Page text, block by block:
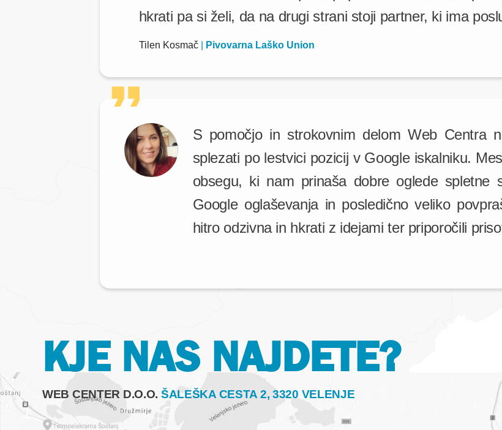
hkrati pa si želi, da na drugi strani stoji partner, ki ima
Tilen Kosmač Pivovarna Laško Union
S pomočjo in strokovnim delom Web Centra
splezati po lestvici pozicij v Google iskalniku.
obsegu, ki nam prinaša dobre oglede spletne
Google oglaševanja in posledično veliko
hitro odzivna in hkrati z idejami ter priporočili
KJE NAS NAJDETE?
WEB CENTER D.O.O. ŠALEŠKA CESTA 2, 3320 VELENJE